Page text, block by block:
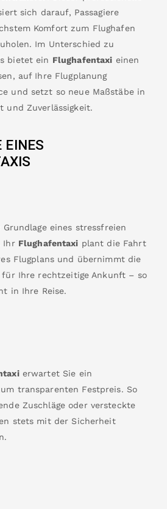
sich darauf, Passagiere
Komfort zum Flughafen
Im Unterschied zu
bietet ein Flughafentaxi einen
auf Ihre Flugplanung
und setzt so neue Maßstäbe in
und Zuverlässigkeit.
EINES
eines stressfreien
Ihr Flughafentaxi plant die Fahrt
Flugplans und übernimmt die
für Ihre rechtzeitige Ankunft – so
in Ihre Reise.
erwartet Sie ein
transparenten Festpreis. So
Zuschläge oder versteckte
stets mit der Sicherheit